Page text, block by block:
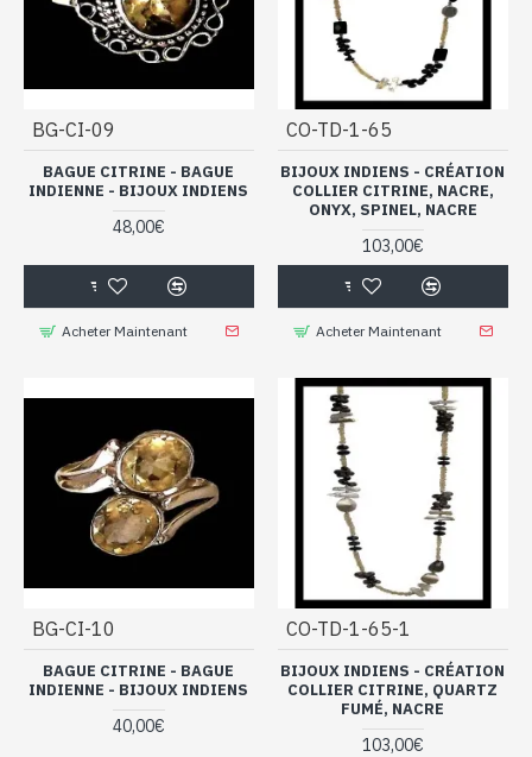
BG-CI-09
BAGUE CITRINE - BAGUE
INDIENNE - BIJOUX INDIENS
48,00€
Acheter Maintenant
CO-TD-1-65
BIJOUX INDIENS - CRÉATION
COLLIER CITRINE, NACRE,
ONYX, SPINEL, NACRE
103,00€
Acheter Maintenant
BG-CI-10
BAGUE CITRINE - BAGUE
INDIENNE - BIJOUX INDIENS
40,00€
CO-TD-1-65-1
BIJOUX INDIENS - CRÉATION
COLLIER CITRINE, QUARTZ
FUMÉ, NACRE
103,00€